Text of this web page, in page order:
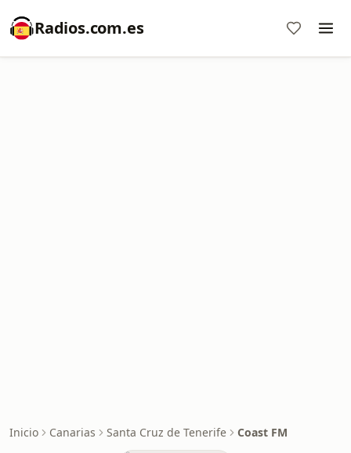
Radios.com.es
Inicio Canarias Santa Cruz de Tenerife Coast FM